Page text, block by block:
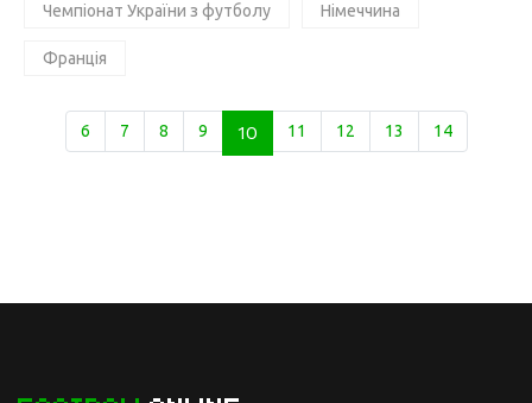
Чемпіонат України з футболу Німеччина
Франція
6 7 8 9 10 11 12 13 14